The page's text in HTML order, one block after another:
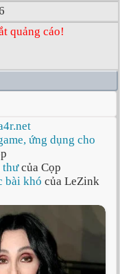
quảng cáo!
ứng dụng cho
thưcủa Cọp
bài khó của LeZink